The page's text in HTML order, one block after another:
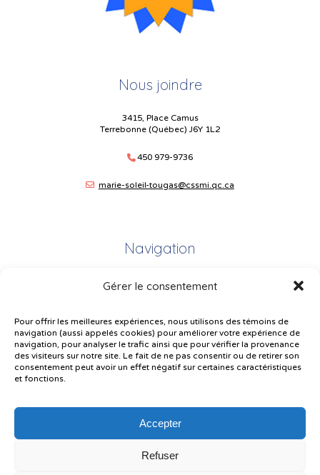
Gérer le consentement
Pour offrir les meilleures expériences, nous utilisons des témoins de
navigation (aussi appelés cookies) pour améliorer votre expérience de
navigation, pour analyser le trafic ainsi que pour vérifier la provenance
des visiteurs sur notre site. Le fait de ne pas consentir ou de retirer son
consentement peut avoir un effet négatif sur certaines caractéristiques
et fonctions.
Accepter
Refuser
Nous joindre
3415, Place Camus
Terrebonne (Québec) J6Y 1L2
450 979-9736
marie-soleil-tougas@cssmi.qc.ca
Navigation
Plan du site
Plainte – service à l’élève
Politique de confidentialité